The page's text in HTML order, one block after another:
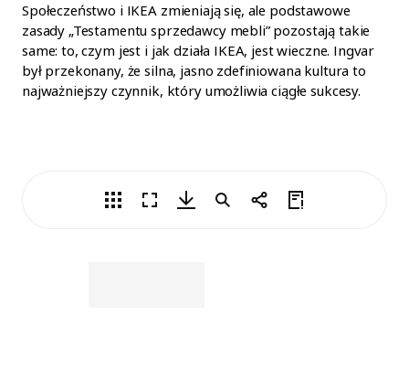
Społeczeństwo i IKEA zmieniają się, ale podstawowe
zasady „Testamentu sprzedawcy mebli” pozostają takie
same: to, czym jest i jak działa IKEA, jest wieczne. Ingvar
był przekonany, że silna, jasno zdefiniowana kultura to
najważniejszy czynnik, który umożliwia ciągłe sukcesy.